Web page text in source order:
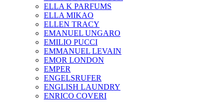
ELLA K PARFUMS
ELLA MIKAO
ELLEN TRACY
EMANUEL UNGARO
EMILIO PUCCI
EMMANUEL LEVAIN
EMOR LONDON
EMPER
ENGELSRUFER
ENGLISH LAUNDRY
ENRICO COVERI